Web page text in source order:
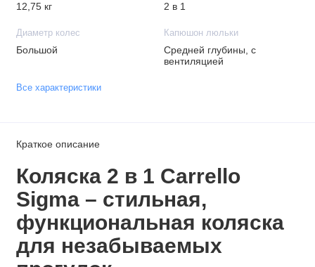
12,75 кг 2 в 1
Диаметр колес
Большой
Капюшон люльки
Средней глубины, с
вентиляцией
Все характеристики
Краткое описание
Коляска 2 в 1 Carrello
Sigma – стильная,
функциональная коляска
для незабываемых